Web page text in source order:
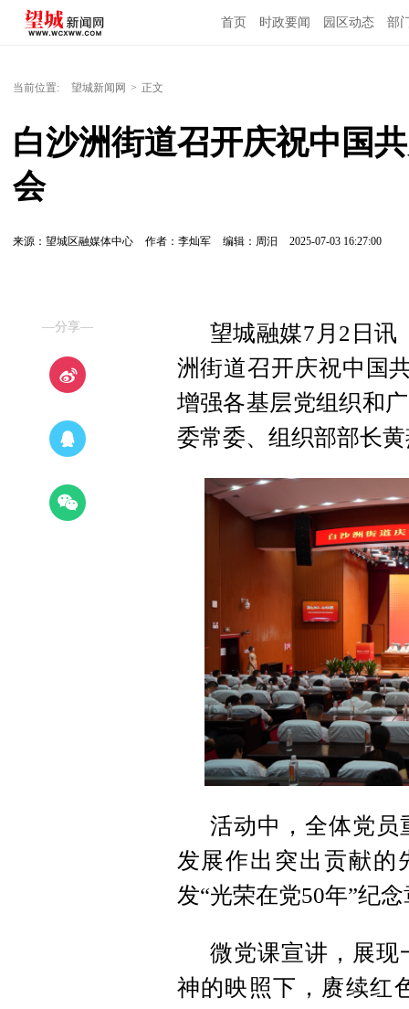
首页 时政要闻 园区动态 部
当前位置: 望城新闻网 > 正文
白沙洲街道召开庆祝中国
会
来源：望城区融媒体中心 作者：李灿军 编辑：周汨 2025-07-03 16:27:00
—分享—
望城融媒7月2日讯
洲街道召开庆祝中国
增强各基层党组织和
委常委、组织部部长
活动中，全体党员
发展作出突出贡献的
发“光荣在党50年”纪
微党课宣讲，展现
神的映照下，赓续红